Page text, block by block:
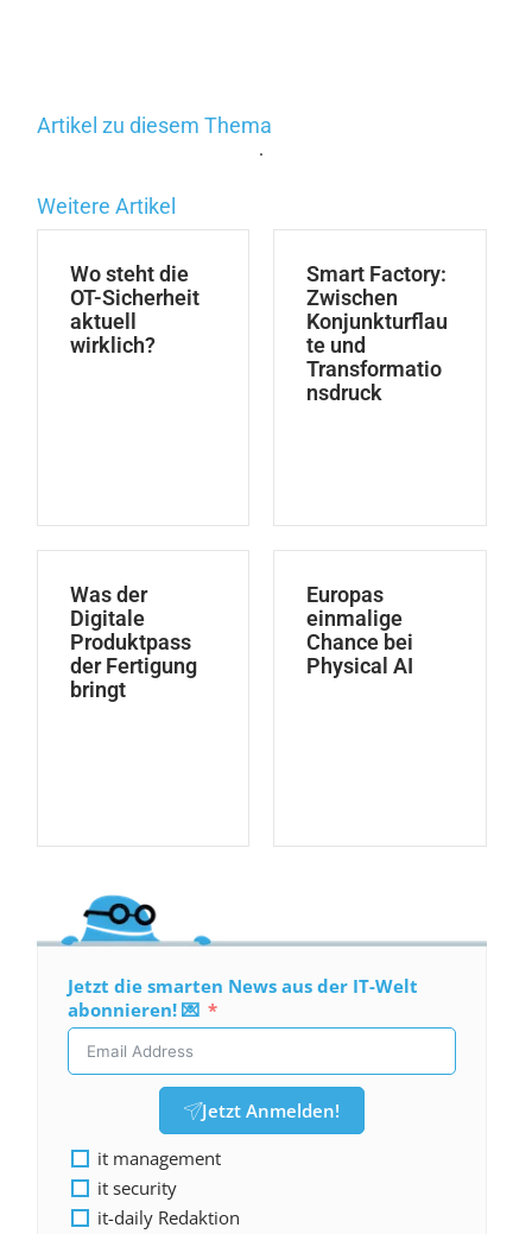
Artikel zu diesem Thema
.
Weitere Artikel
Wo steht die
OT-Sicherheit
aktuell
wirklich?
Smart Factory:
Zwischen
Konjunkturflau
te und
Transformatio
nsdruck
Was der
Digitale
Produktpass
der Fertigung
bringt
Europas
einmalige
Chance bei
Physical AI
Jetzt die smarten News aus der IT-Welt
abonnieren! 💌
Jetzt Anmelden!
it management
it security
it-daily Redaktion